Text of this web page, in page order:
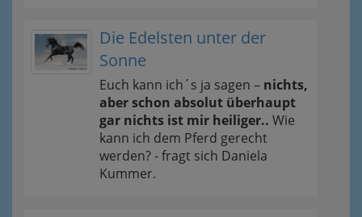
Die Edelsten unter der
Sonne
Euch kann ich´s ja sagen – nichts,
aber schon absolut überhaupt
gar nichts ist mir heiliger.. Wie
kann ich dem Pferd gerecht
werden? - fragt sich Daniela
Kummer.